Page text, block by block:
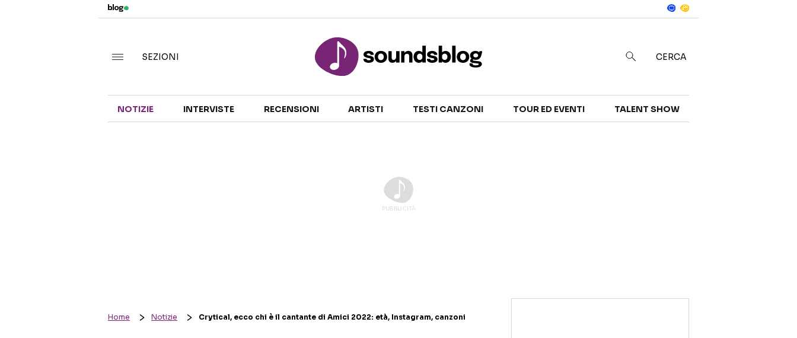
TALENT SHOW
SEZIONI CERCA
NOTIZIE INTERVISTE RECENSIONI ARTISTI TESTI CANZONI TOUR ED EVENTI TALENT SHOW
Home Notizie Crytical, ecco chi è il cantante di Amici 2022: età, Instagram, canzoni